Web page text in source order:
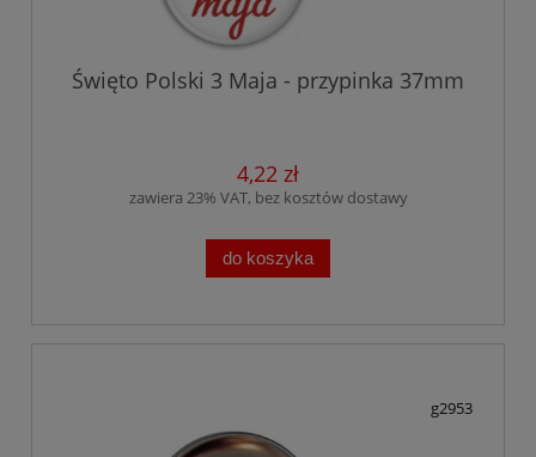
Święto Polski 3 Maja - przypinka 37mm
4,22 zł
zawiera 23% VAT, bez kosztów dostawy
do koszyka
g2953